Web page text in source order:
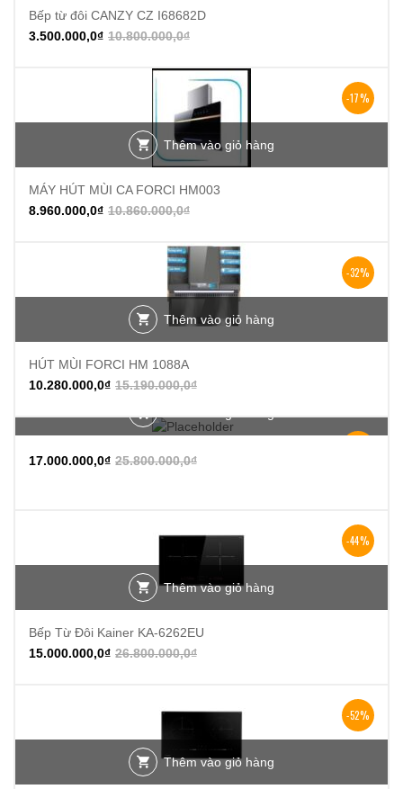
Bếp từ đôi CANZY CZ I68682D
10.800.000,0₫
3.500.000,0₫
-17%
Thêm vào giỏ hàng
MÁY HÚT MÙI CA FORCI HM003
10.860.000,0₫
8.960.000,0₫
-32%
Thêm vào giỏ hàng
HÚT MÙI FORCI HM 1088A
15.190.000,0₫
10.280.000,0₫
25.800.000,0₫
17.000.000,0₫
-44%
Thêm vào giỏ hàng
Bếp Từ Đôi Kainer KA-6262EU
26.800.000,0₫
15.000.000,0₫
-52%
Thêm vào giỏ hàng